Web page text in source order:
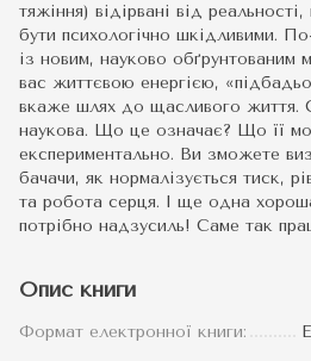
тяжіння) відірвані від
бути психологічно шкідливими.
із новим, науково обґрунтованим
вас життєвою енергією,
вкаже шлях до щасливого життя.
наукова. Що це означає? Що її
експериментально. Ви зможете
бачачи, як нормалізується тиск,
та робота серця. І ще одна
потрібно надзусиль! Саме так
Опис книги
Формат електронної книги: